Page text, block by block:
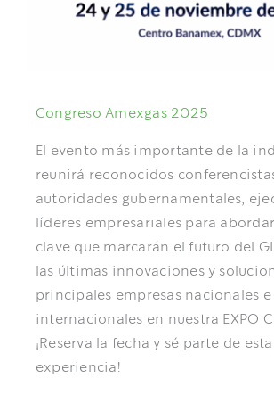
NOTICIAS
ÁREA DE SOCIOS
Congreso Amexgas 2025
El evento más importante de la
reunirá reconocidos
autoridades gubernamentales,
líderes empresariales para
clave que marcarán el futuro del
las últimas innovaciones y
principales empresas nacionales e
internacionales en nuestra EXPO
¡Reserva la fecha y sé parte de
experiencia!